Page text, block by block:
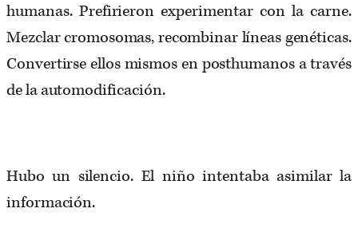
humanas. Prefirieron experimentar con la carne.
Mezclar cromosomas, recombinar líneas genéticas.
Convertirse ellos mismos en posthumanos a través
de la automodificación.
Hubo un silencio. El niño intentaba asimilar la
información.